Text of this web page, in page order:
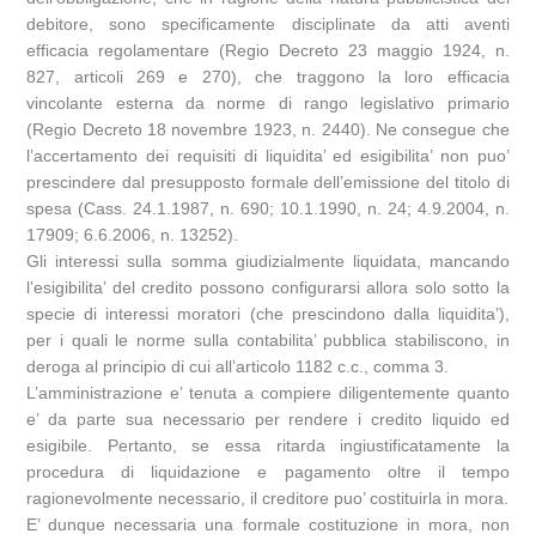
debitore, sono specificamente disciplinate da atti aventi
efficacia regolamentare (Regio Decreto 23 maggio 1924, n.
827, articoli 269 e 270), che traggono la loro efficacia
vincolante esterna da norme di rango legislativo primario
(Regio Decreto 18 novembre 1923, n. 2440). Ne consegue che
l’accertamento dei requisiti di liquidita’ ed esigibilita’ non puo’
prescindere dal presupposto formale dell’emissione del titolo di
spesa (Cass. 24.1.1987, n. 690; 10.1.1990, n. 24; 4.9.2004, n.
17909; 6.6.2006, n. 13252).
Gli interessi sulla somma giudizialmente liquidata, mancando
l’esigibilita’ del credito possono configurarsi allora solo sotto la
specie di interessi moratori (che prescindono dalla liquidita’),
per i quali le norme sulla contabilita’ pubblica stabiliscono, in
deroga al principio di cui all’articolo 1182 c.c., comma 3.
L’amministrazione e’ tenuta a compiere diligentemente quanto
e’ da parte sua necessario per rendere i credito liquido ed
esigibile. Pertanto, se essa ritarda ingiustificatamente la
procedura di liquidazione e pagamento oltre il tempo
ragionevolmente necessario, il creditore puo’ costituirla in mora.
E’ dunque necessaria una formale costituzione in mora, non